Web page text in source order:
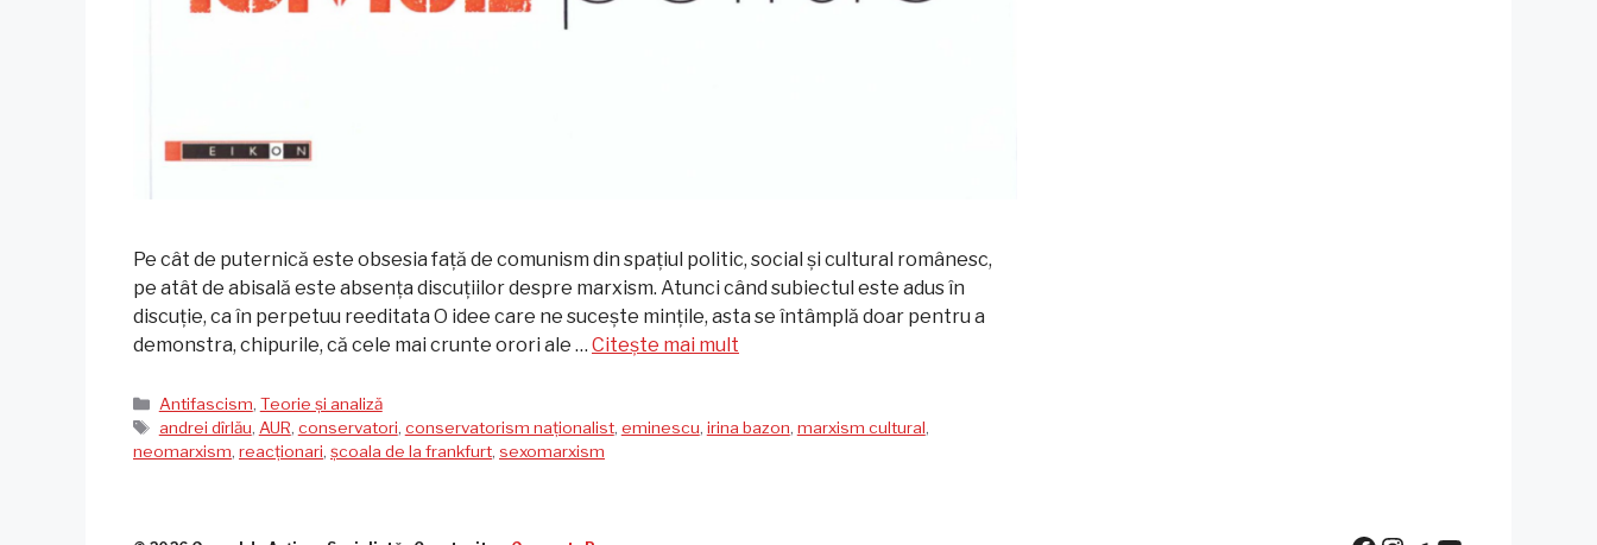
Pe cât de puternică este obsesia față de comunism din spațiul politic, social și cultural românesc,
pe atât de abisală este absența discuțiilor despre marxism. Atunci când subiectul este adus în
discuție, ca în perpetuu reeditata O idee care ne sucește mințile, asta se întâmplă doar pentru a
demonstra, chipurile, că cele mai crunte orori ale … Citește mai mult
Categorii
Antifascism, Teorie și analiză
Etichete
andrei dîrlău, AUR, conservatori, conservatorism naționalist, eminescu, irina bazon, marxism cultural,
neomarxism, reacționari, școala de la frankfurt, sexomarxism